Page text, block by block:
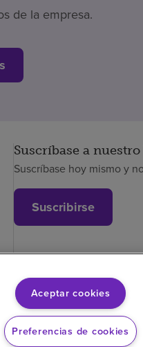
de la empresa.
Suscríbase a
Suscríbase hoy mismo y
Suscribirse
proveedores
Aceptar cookies
Preferencias de cookies